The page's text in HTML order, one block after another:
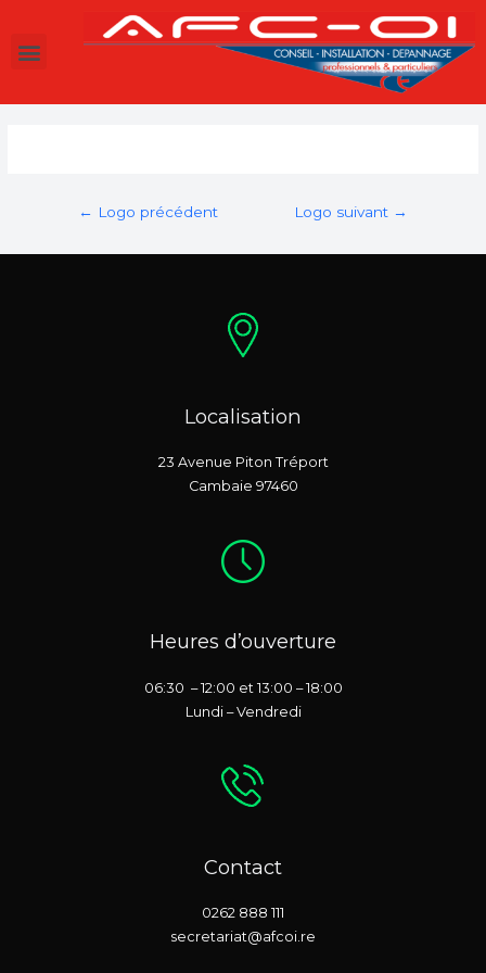
← Logo précédent Logo suivant →
Localisation
23 Avenue Piton Tréport
Cambaie 97460
Heures d’ouverture
06:30 – 12:00 et 13:00 – 18:00
Lundi – Vendredi
Contact
0262 888 111
secretariat@afcoi.re